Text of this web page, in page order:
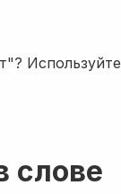
Используйте
слове